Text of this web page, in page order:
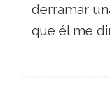
derramar
que él me